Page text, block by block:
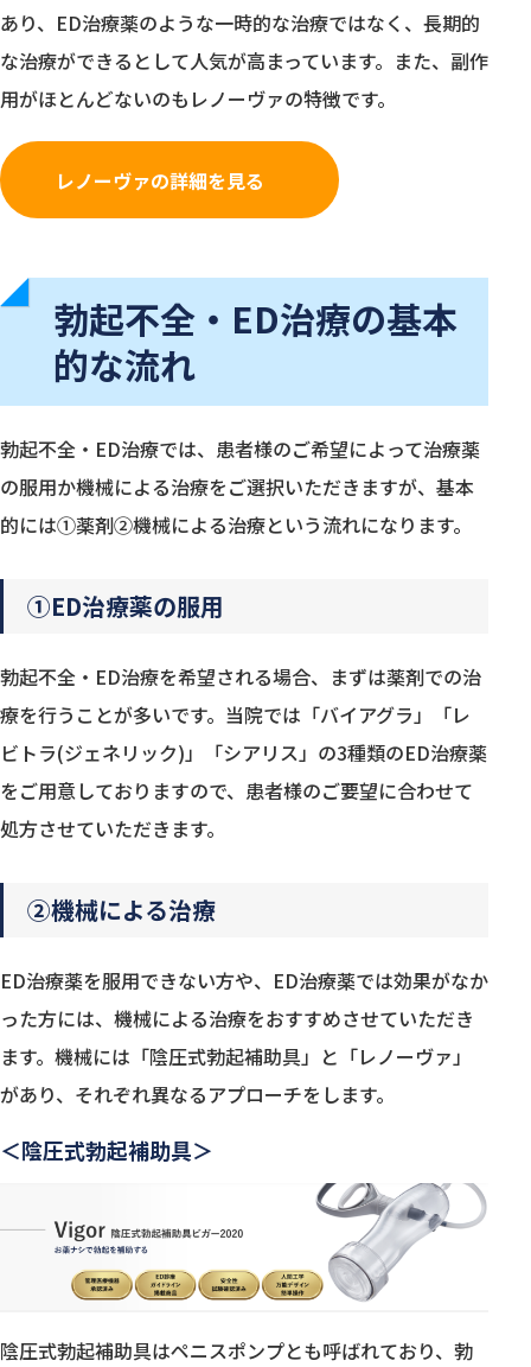
あり、ED治療薬のような一時的な治療ではなく、長期的
な治療ができるとして人気が高まっています。また、副作
用がほとんどないのもレノーヴァの特徴です。
レノーヴァの詳細を見る
勃起不全・ED治療の基本
的な流れ
勃起不全・ED治療では、患者様のご希望によって治療薬
の服用か機械による治療をご選択いただきますが、基本
的には①薬剤②機械による治療という流れになります。
①ED治療薬の服用
勃起不全・ED治療を希望される場合、まずは薬剤での治
療を行うことが多いです。当院では「バイアグラ」「レ
ビトラ(ジェネリック)」「シアリス」の3種類のED治療薬
をご用意しておりますので、患者様のご要望に合わせて
処方させていただきます。
②機械による治療
ED治療薬を服用できない方や、ED治療薬では効果がなか
った方には、機械による治療をおすすめさせていただき
ます。機械には「陰圧式勃起補助具」と「レノーヴァ」
があり、それぞれ異なるアプローチをします。
＜陰圧式勃起補助具＞
陰圧式勃起補助具はペニスポンプとも呼ばれており、勃